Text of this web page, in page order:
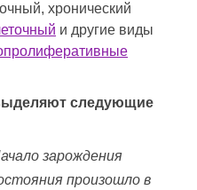
хронический
и другие виды
следующие
зарождения
произошло в